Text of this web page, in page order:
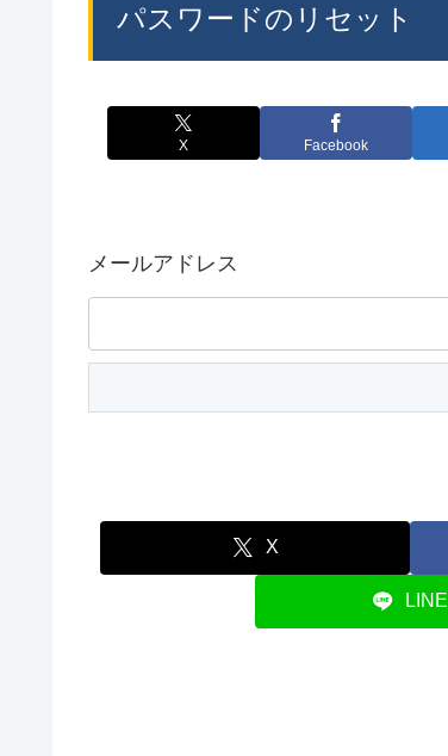
パスワードのリセット
X Facebook
メールアドレス
X
LINE